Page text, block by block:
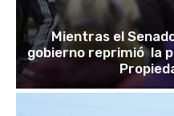
Mientras el
gobierno reprimió la